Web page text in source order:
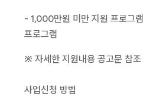
- 1,000만원 미만 지원 프로그
프로그램
※ 자세한 지원내용 공고문 참조
사업신청 방법